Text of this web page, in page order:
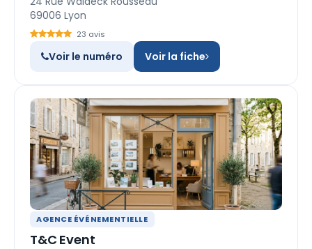
69006 Lyon
23 avis
Voir le numéro Voir la fiche
AGENCE ÉVÉNEMENTIELLE
T&C Event